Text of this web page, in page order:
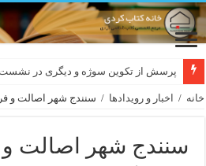
پرسش از تکوین سوژه و دیگری در
لەسەر کێشی ڕوباعی و به نەغمەی
خانه / اخبار و رویدادها / سنندج شهر اصالت و
سنندج شهر اصالت